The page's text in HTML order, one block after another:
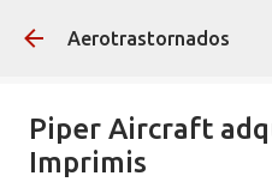
Ir al
Aerotrastornados
Piper Aircraft
Imprimis